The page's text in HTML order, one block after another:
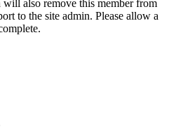
will also remove this member from
to the site admin. Please allow a